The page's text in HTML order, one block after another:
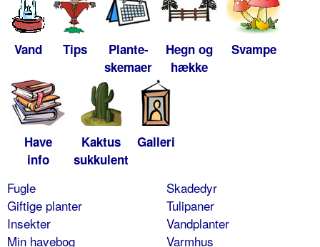
Vand Tips
Plante-
skemaer
Hegn og
hække
Svampe
Have
info
Kaktus
sukkulent
Galleri
Fugle
Giftige planter
Insekter
Min havebog
Skadedyr
Tulipaner
Vandplanter
Varmhus